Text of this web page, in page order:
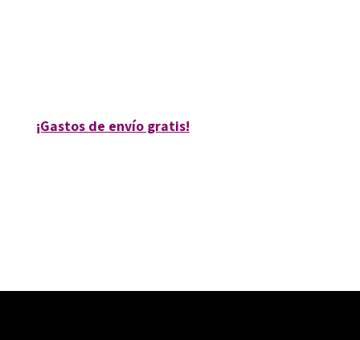
¡Gastos de envío gratis!